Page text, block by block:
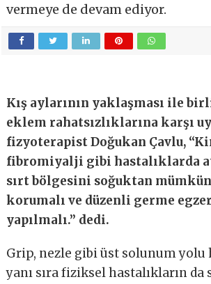
vermeye de devam ediyor.
Kış aylarının yaklaşması ile
eklem rahatsızlıklarına karşı
fizyoterapist Doğukan Çavlu,
fibromiyalji gibi hastalıklarda
sırt bölgesini soğuktan
korumalı ve düzenli germe
yapılmalı.” dedi.
Grip, nezle gibi üst solunum yolu
yanı sıra fiziksel hastalıkların da